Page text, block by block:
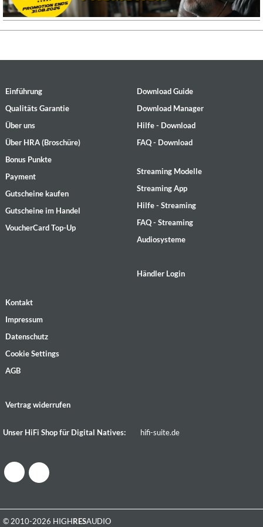
Einführung
Qualitäts Garantie
Über uns
Über HRA (Broschüre)
Bonus Punkte
Payment
Gutscheine kaufen
Gutscheine im Handel
VoucherCard Top-Up
Download Guide
Download Manager
Hilfe - Download
FAQ - Download
Streaming Modelle
Streaming App
Hilfe - Streaming
FAQ - Streaming
Audiosysteme
Händler Login
Kontakt
Impressum
Datenschutz
Cookie Settings
AGB
Vertrag widerrufen
Unser HiFi Shop für Digital Natives: hifi-suite.de
© 2010-2026 HIGHRESAUDIO